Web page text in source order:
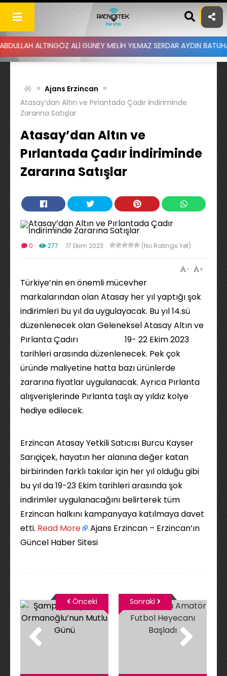
Skip
content
ALTINGÖZ ALİ GÜNEY MELİH YILMAZ SERDAR AYDIN BATUHAN
» Ajans Erzincan »
Atasay’dan Altın ve Pırlantada Çadır İndiriminde
Zararına Satışlar
Atasay’dan Altın ve
Pırlantada Çadır İndiriminde
Zararına Satışlar
0 277 17 Ekim 2023 (No Ratings Yet)
+
-
Türkiye’nin en önemli mücevher
markalarından olan Atasay her yıl yaptığı şok
indirimleri bu yıl da uygulayacak. Bu yıl 14.sü
düzenlenecek olan Geleneksel Atasay Altın ve
Pırlanta Çadırı 19- 22 Ekim 2023
tarihleri arasında düzenlenecek. Pek çok
üründe maliyetine hatta bazı ürünlerde
zararına fiyatlar uygulanacak. Ayrıca Pırlanta
alışverişlerinde Pırlanta taşlı ay yıldız kolye
hediye edilecek.
Erzincan Atasay Yetkili Satıcısı Burcu Kayser
Sarıçiçek, hayatın her alanına değer katan
birbirinden farklı takılar için her yıl olduğu gibi
bu yıl da 19-23 Ekim tarihleri arasında şok
indirimler uygulanacağını belirterek tüm
Erzincan halkını kampanyaya katılmaya davet
etti. ​ Read More
Ajans Erzincan – Erzincan’ın
Güncel Haber Sitesi
Önceki Sonraki